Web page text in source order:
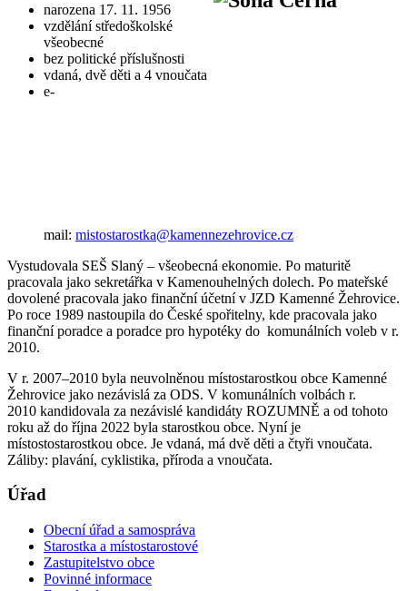
narozena 17. 11. 1956
vzdělání středoškolské
všeobecné
bez politické příslušnosti
vdaná, dvě děti a 4 vnoučata
e-
mail: mistostarostka@kamennezehrovice.cz
Vystudovala SEŠ Slaný – všeobecná ekonomie. Po maturitě
pracovala jako sekretářka v Kamenouhelných dolech. Po mateřské
dovolené pracovala jako finanční účetní v JZD Kamenné Žehrovice.
Po roce 1989 nastoupila do České spořitelny, kde pracovala jako
finanční poradce a poradce pro hypotéky do komunálních voleb v r.
2010.
V r. 2007–2010 byla neuvolněnou místostarostkou obce Kamenné
Žehrovice jako nezávislá za ODS. V komunálních volbách r.
2010 kandidovala za nezávislé kandidáty ROZUMNĚ a od tohoto
roku až do října 2022 byla starostkou obce. Nyní je
místostostarostkou obce. Je vdaná, má dvě děti a čtyři vnoučata.
Záliby: plavání, cyklistika, příroda a vnoučata.
Úřad
Obecní úřad a samospráva
Starostka a místostarostové
Zastupitelstvo obce
Povinné informace